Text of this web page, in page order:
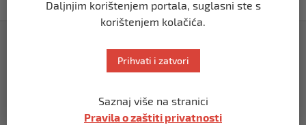
Daljnjim korištenjem portala, suglasni ste s
korištenjem kolačića.
Prihvati i zatvori
Saznaj više na stranici
Pravila o zaštiti privatnosti